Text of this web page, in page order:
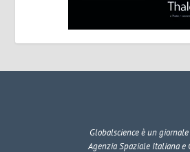
Globalscienceè un giornale
Agenzia Spaziale Italiana e